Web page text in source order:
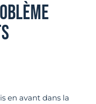
en avant dans la